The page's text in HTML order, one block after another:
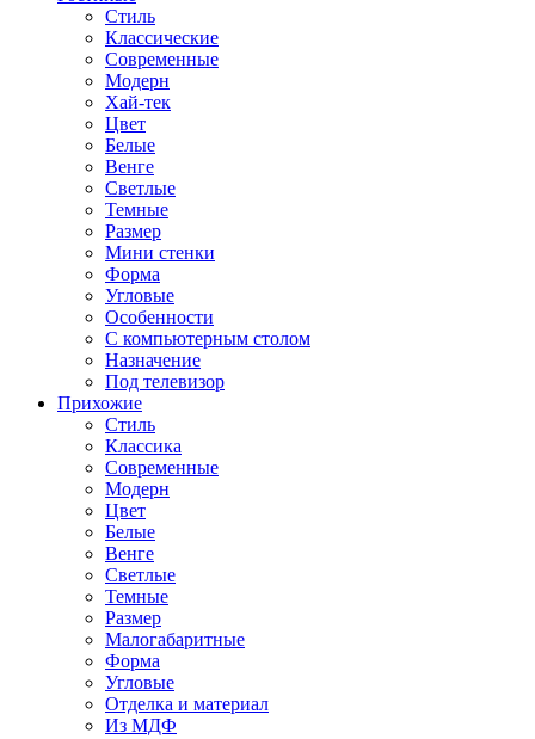
Стиль
Классические
Современные
Модерн
Хай-тек
Цвет
Белые
Венге
Светлые
Темные
Размер
Мини стенки
Форма
Угловые
Особенности
С компьютерным столом
Назначение
Под телевизор
Прихожие
Стиль
Классика
Современные
Модерн
Цвет
Белые
Венге
Светлые
Темные
Размер
Малогабаритные
Форма
Угловые
Отделка и материал
Из МДФ